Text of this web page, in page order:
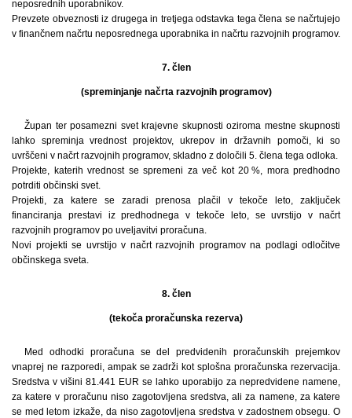
neposrednih uporabnikov.
Prevzete obveznosti iz drugega in tretjega odstavka tega člena se načrtujejo
v finančnem načrtu neposrednega uporabnika in načrtu razvojnih programov.
7. člen
(spreminjanje načrta razvojnih programov)
Župan ter posamezni svet krajevne skupnosti oziroma mestne skupnosti
lahko spreminja vrednost projektov, ukrepov in državnih pomoči, ki so
uvrščeni v načrt razvojnih programov, skladno z določili 5. člena tega odloka.
Projekte, katerih vrednost se spremeni za več kot 20 %, mora predhodno
potrditi občinski svet.
Projekti, za katere se zaradi prenosa plačil v tekoče leto, zaključek
financiranja prestavi iz predhodnega v tekoče leto, se uvrstijo v načrt
razvojnih programov po uveljavitvi proračuna.
Novi projekti se uvrstijo v načrt razvojnih programov na podlagi odločitve
občinskega sveta.
8. člen
(tekoča proračunska rezerva)
Med odhodki proračuna se del predvidenih proračunskih prejemkov
vnaprej ne razporedi, ampak se zadrži kot splošna proračunska rezervacija.
Sredstva v višini 81.441 EUR se lahko uporabijo za nepredvidene namene,
za katere v proračunu niso zagotovljena sredstva, ali za namene, za katere
se med letom izkaže, da niso zagotovljena sredstva v zadostnem obsegu. O